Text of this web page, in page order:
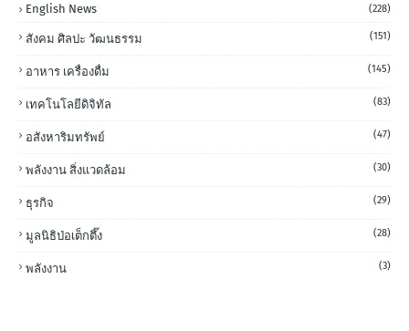
English News (228)
สังคม ศิลปะ วัฒนธรรม (151)
อาหาร เครื่องดื่ม (145)
เทคโนโลยีดิจิทัล (83)
อสังหาริมทรัพย์ (47)
พลังงาน สิ่งแวดล้อม (30)
ธุรกิจ (29)
มูลนิธิป่อเต็กตึ๊ง (28)
พลังงาน (3)